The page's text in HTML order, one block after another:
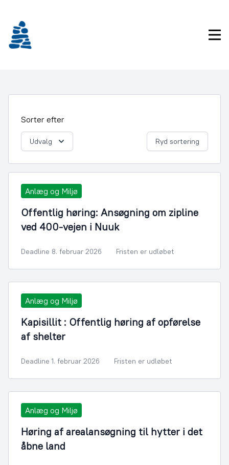
indhold
Sorter efter
Udvalg Ryd sortering
Anlæg og Miljø
Offentlig høring: Ansøgning om zipline
ved 400-vejen i Nuuk
Deadline 8. februar 2026 Fristen er udløbet
Anlæg og Miljø
Kapisillit : Offentlig høring af opførelse
af shelter
Deadline 1. februar 2026 Fristen er udløbet
Anlæg og Miljø
Høring af arealansøgning til hytter i det
åbne land